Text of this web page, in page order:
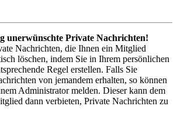
unerwünschte Private Nachrichten!
Nachrichten, die Ihnen ein Mitglied
löschen, indem Sie in Ihrem persönlichen
Regel erstellen. Falls Sie
von jemandem erhalten, so können
Administrator melden. Dieser kann dem
dann verbieten, Private Nachrichten zu